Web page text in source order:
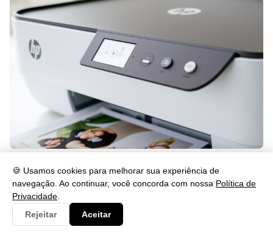
🍪 Usamos cookies para melhorar sua experiência de
navegação. Ao continuar, você concorda com nossa Política de
Privacidade
Rejeitar
Aceitar